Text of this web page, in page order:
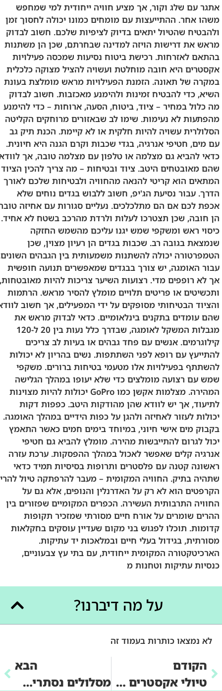
אתגר עם שלג וקור, אך מציע חוויה ייחודית למי שמחפש
משהו אחר. ההתייעצות עם מומחים כמונו יכולה לחסוך זמן
ולהבטיח שהטיול יתאים בדיוק לציפיות שלכם. חשוב לבדוק
מראש את דרישות הויזה למדינה שבחרתם, שכן הן משתנות
בהתאם לאזרחות. רכישת ביטוח נסיעות שמכסה פעילויות
אקסטרים היא חובה מוחלטת ועשויה להציל מצוקה כלכלית
במקרה של תאונה. הזמנת הפעילויות מראש מומלצת בעונת
השיא, כדי להבטיח זמינות ולהימנע מאכזבות. חשוב לבדוק
מה כלול במחיר – ציוד, ביטוח, הסעה, ארוחות – כדי להימנע
מהפתעות לא נעימות. שימו לב שבאזורים מרוחקים הקליטה
הסלולרית עשויה להיות חלקית או לא קיימת. הכנת תיק גב
עם מים, חטיפי אנרגיה, בגדי שכבות וקרם הגנה היא חיונית.
כדאי להביא גם מצלמה או טלפון עם מצלמה טובה, אך לוודא
שהם מאובטחים היטב. ציוד ובטיחות – מה צריך להכין הציוד
המתאים הוא קריטי להנאה מהחוויה ולבטיחות שלכם לאורך
הדרך. עבור נסיעת הג'יפ, חשוב ללבוש בגדים נוחים שלא
אכפת לכם אם הם מתלכלכים. נעליים סגורות עם אחיזה טובה
הן חובה, שכן תצטרכו לעלות ולרדת מהרכב בשטח לא אחיד.
כיסוי ראש ומשקפי שמש יגנו עליכם מהשמש החזקה
שנמצאת בגובה רב. שכבות בגדים הן רעיון מצוין, שכן
הטמפרטורה יכולה להשתנות משמעותית בין הגבהים השונים.
עבור האומגה, יש צורך בבגדים שמאפשרים תנועה חופשית
אך לא רופפים מדי. רצועות השיער צריכות להיות מאובטחות,
ותכשיטים או פריטים תלויים מומלץ להסיר מראש. הרתמות
והציוד הבטיחותי מסופקים על ידי המפעילים, אך חשוב לוודא
שהם עומדים בתקנים בינלאומיים. כדאי לבדוק מראש את
מגבלות המשקל לאומגה, שבדרך כלל נעות בין 20 ל-120
קילוגרמים. אנשים עם פחד גבהים או בעיות לב צריכים
להתייעץ עם רופא לפני השתתפות. נשים בהריון לא יכולות
להשתתף בפעילויות אלו מטעמי בטיחות ברורים. משקפי
שמש עם רצועה מומלצים כדי שלא יעופו במהלך הגלישה
המהירה. מצלמות אקשן כמו GoPro יכולות להיות מצוינות
לתיעוד, אך יש לוודא שהן מהודקות היטב. כפפות דקות
יכולות לעזור לאחיזה ולהגן על כפות הידיים במהלך האומגה.
בקבוק מים אישי חיוני, במיוחד בימים חמים כאשר התאמץ
יכול לגרום להתייבשות מהירה. מומלץ להביא גם חטיפי
אנרגיה קלים שאפשר לאכול במהלך ההפסקות. ערכת עזרה
ראשונה קטנה עם פלסטרים ותרופות בסיסיות תמיד כדאי
שתהיה בתיק. החוויה המקומית – מעבר להרפתקה טיול להרי
הקרפטים הוא לא רק על האדרנלין והנופים, אלא גם על
החוויה התרבותית העשירה. הכפרים המקומיים שפזורים בין
ההרים שומרים על אורח חיים מסורתי שמזכיר תקופות
קדומות. תוכלו לפגוש בני מקום שעדיין עוסקים בחקלאות
מסורתית, בגידול בעלי חיים ובמלאכות יד עתיקות.
הארכיטקטורה המקומית ייחודית, עם בתי עץ צבעוניים,
כנסיות עתיקות וטחנות מ
על מה דיברנו?
לא נמצאו כותרות בעמוד זה
הקודם
טיולי אקסטרים במונטנגרו: ראפטינג, סנפלינג ופארק חבלים
הבא
מסלולים נסתרים ביוון: פינות חמד שרק המדריכים שלנו מכירים